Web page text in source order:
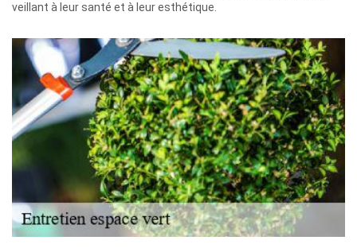
veillant à leur santé et à leur esthétique.